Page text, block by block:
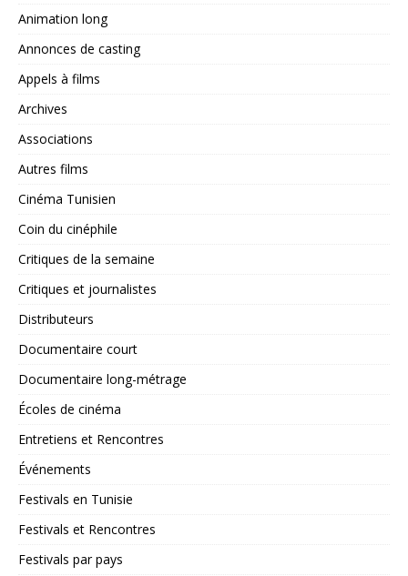
Animation long
Annonces de casting
Appels à films
Archives
Associations
Autres films
Cinéma Tunisien
Coin du cinéphile
Critiques de la semaine
Critiques et journalistes
Distributeurs
Documentaire court
Documentaire long-métrage
Écoles de cinéma
Entretiens et Rencontres
Événements
Festivals en Tunisie
Festivals et Rencontres
Festivals par pays